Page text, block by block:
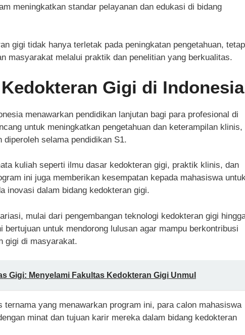
meningkatkan standar pelayanan dan edukasi di bidang
gigi tidak hanya terletak pada peningkatan pengetahuan,
masyarakat melalui praktik dan penelitian yang berkualitas.
Gigi di Indonesia
menawarkan pendidikan lanjutan bagi para profesional di
untuk meningkatkan pengetahuan dan keterampilan klinis,
selama pendidikan S1.
kuliah seperti ilmu dasar kedokteran gigi, praktik klinis, dan
ini juga memberikan kesempatan kepada mahasiswa
inovasi dalam bidang kedokteran gigi.
mulai dari pengembangan teknologi kedokteran gigi
untuk mendorong lulusan agar mampu berkontribusi
gigi di masyarakat.
Gigi: Menyelami Fakultas Kedokteran Gigi Unmul
yang menawarkan program ini, para calon mahasiswa
minat dan tujuan karir mereka dalam bidang kedokteran